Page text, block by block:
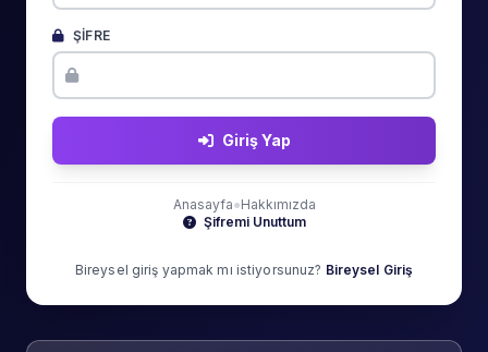
ŞIFRE
Giriş Yap
Anasayfa●Hakkımızda
Şifremi Unuttum
Bireysel giriş yapmak mı istiyorsunuz? Bireysel Giriş